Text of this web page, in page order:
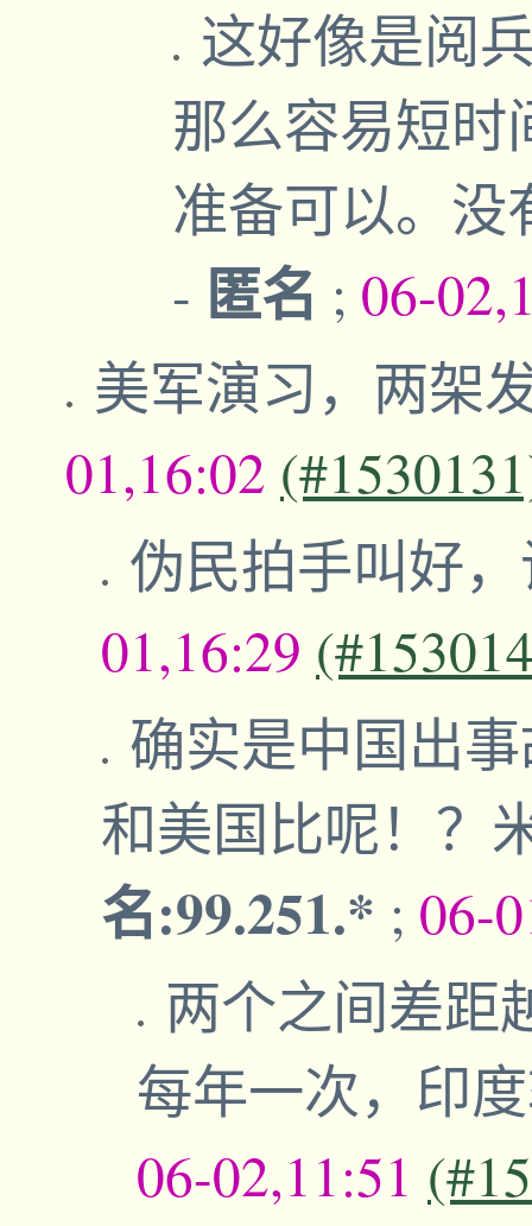
这好像是阅
那么容易短时
准备可以。没
- 匿名 ; 06-
美军演习，两架
01,16:02
伪民拍手叫好
01,16:29
确实是中国出
和美国比呢！？
名:99.251.* ; 06-
两个之间差距
每年一次，印
06-02,11:51